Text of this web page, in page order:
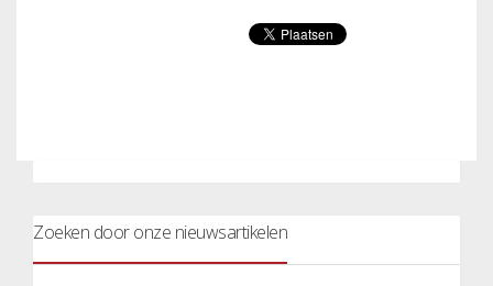
Zoeken door onze nieuwsartikelen